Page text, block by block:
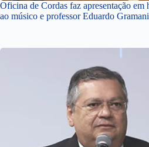
Oficina de Cordas faz apresentação em
ao músico e professor Eduardo Gramani